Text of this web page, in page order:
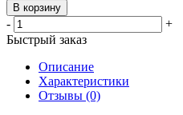
В корзину
-
+
Быстрый заказ
Описание
Характеристики
Отзывы (0)